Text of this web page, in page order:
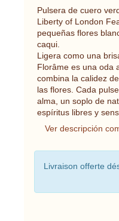
Pulsera de cuero
Liberty of London
pequeñas flores
caqui.
Ligera como una
Florâme es una oda
combina la calidez
las flores. Cada
alma, un soplo de
espíritus libres y
Ver descripción
Livraison offerte